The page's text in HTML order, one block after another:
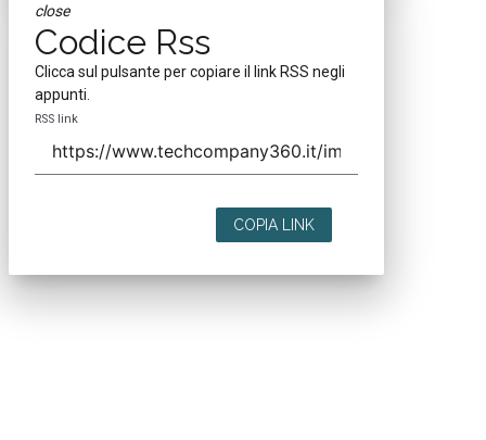
close
Codice Rss
Clicca sul pulsante per copiare il link RSS negli
appunti.
RSS link
COPIA LINK